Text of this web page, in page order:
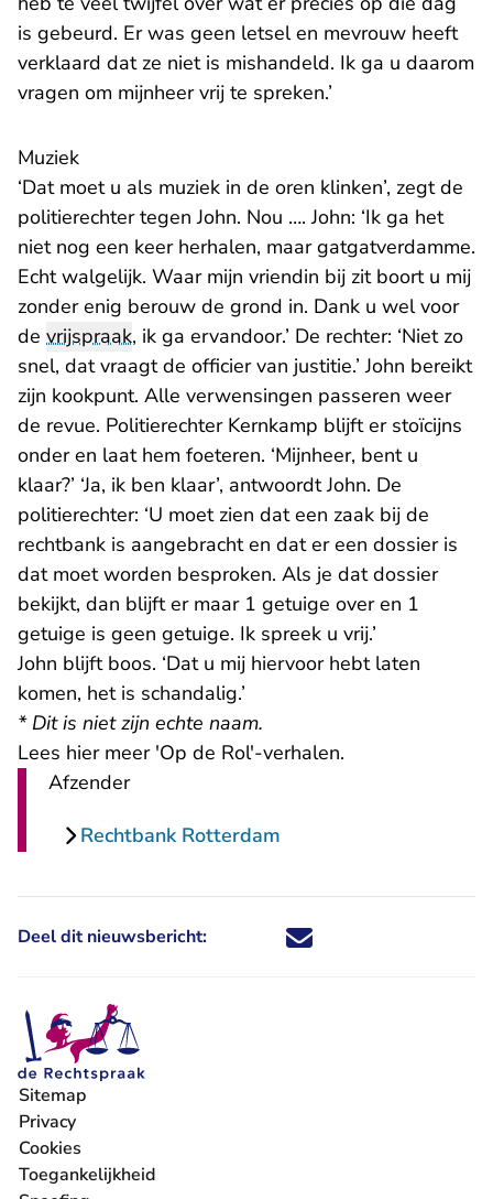
is gebeurd. Er was geen letsel en mevrouw heeft
verklaard dat ze niet is mishandeld. Ik ga u daarom
vragen om mijnheer vrij te spreken.’
Muziek
‘Dat moet u als muziek in de oren klinken’, zegt de
politierechter tegen John. Nou …. John: ‘Ik ga het
niet nog een keer herhalen, maar gatgatverdamme.
Echt walgelijk. Waar mijn vriendin bij zit boort u mij
zonder enig berouw de grond in. Dank u wel voor
de vrijspraak, ik ga ervandoor.’ De rechter: ‘Niet zo
snel, dat vraagt de officier van justitie.’ John bereikt
zijn kookpunt. Alle verwensingen passeren weer
de revue. Politierechter Kernkamp blijft er stoïcijns
onder en laat hem foeteren. ‘Mijnheer, bent u
klaar?’ ‘Ja, ik ben klaar’, antwoordt John. De
politierechter: ‘U moet zien dat een zaak bij de
rechtbank is aangebracht en dat er een dossier is
dat moet worden besproken. Als je dat dossier
bekijkt, dan blijft er maar 1 getuige over en 1
getuige is geen getuige. Ik spreek u vrij.’
John blijft boos. ‘Dat u mij hiervoor hebt laten
komen, het is schandalig.’
* Dit is niet zijn echte naam.
Lees hier meer 'Op de Rol'-verhalen.
Afzender
Rechtbank Rotterdam
Deel dit nieuwsbericht: Deel dit nieuwsbericht via X -
Deel dit nieuwsbericht via
Deel dit nieuwsbericht
Deel dit
Sitemap
Privacy
Cookies
Toegankelijkheid